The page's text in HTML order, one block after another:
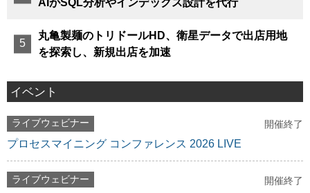
丸亀製麺のトリドールHD、衛星データで出店用地
を探索し、新規出店を加速
イベント
ライブウェビナー 開催終了
プロセスマイニング コンファレンス 2026 LIVE
ライブウェビナー 開催終了